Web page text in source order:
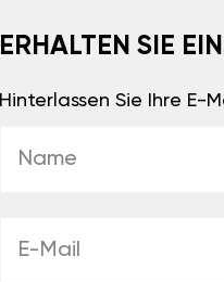
ERHALTEN SIE
Hinterlassen Sie Ihre E-